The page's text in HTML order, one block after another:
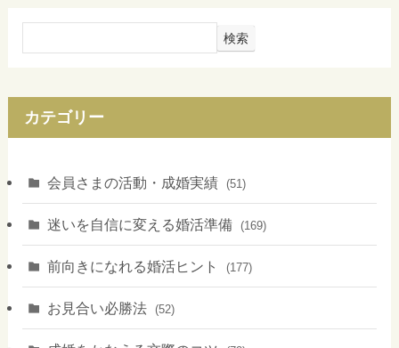
検索
カテゴリー
会員さまの活動・成婚実績 (51)
迷いを自信に変える婚活準備 (169)
前向きになれる婚活ヒント (177)
お見合い必勝法 (52)